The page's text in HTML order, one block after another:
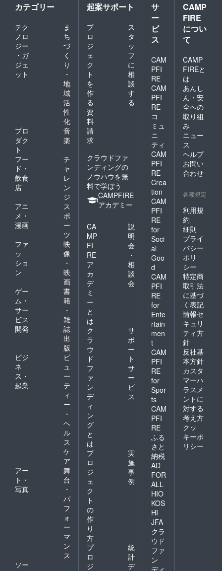
カテゴリー
テク
ノロ
ジー
・ガ
ジェ
ット
ま
ち
づ
く
り
・
地
域
活
性
化
プロ
ダク
ト
音
楽
フー
ド・
飲食
店
チ
ャ
レ
ン
ジ
アニ
メ・
漫画
ス
ポ
ー
ツ
ファ
ッ
ショ
ン
映
像
・
映
画
ゲー
ム・
サー
ビス
開発
書
籍
・
雑
誌
出
版
ビジ
ネ
ス・
起業
ビ
ュ
ー
テ
ィ
ー
・
ヘ
ル
ス
ケ
ア
アー
ト・
写真
舞
台
・
パ
フ
ォ
ー
マ
ン
ス
ソー
起案サポート
プ
ロ
ジ
ェ
ク
ト
を
作
る
ス
タ
ッ
フ
に
相
談
す
る
資
料
請
求
クラウドファ
ンディングの
ノウハウを無
料で学ぼう
CAMPFIRE
アカデミー
CA
MP
FI
RE
ア
カ
デ
ミ
ー
と
は
説
明
会
・
相
談
会
ク
ラ
ウ
ド
フ
ァ
ン
デ
ィ
ン
グ
と
は
サ
ポ
ー
ト
サ
ー
ビ
ス
プ
ロ
ジ
ェ
ク
ト
の
作
り
方
実
施
事
例
プ
ロ
ジ
統
計
デ
サ
ー
ビ
ス
CAM
PFI
RE
CAM
PFI
RE
コ
ミュ
ニ
ティ
CAM
PFI
RE
Crea
tion
CAM
PFI
RE
for
Soci
al
Goo
d
CAM
PFI
RE
for
Ente
rtain
men
t
CAM
PFI
RE
for
Spor
ts
CAM
PFI
RE
ふる
さと
納税
AD
FOR
ALL
HIO
KOS
HI
JFA
クラ
ウド
ファ
ン
ディ
CAMP
FIRE
につい
て
CAMP
FIREと
は
あんし
ん・安
全への
取り組
み
ニュー
ス
ヘルプ
お問い
合わせ
各種規定
利用規
約
細則
プライ
バシー
ポリ
シー
特定商
取引法
に基づ
く表記
情報セ
キュリ
ティ方
針
反社基
本方針
カスタ
マーハ
ラスメ
ントに
対する
考え方
クッ
キーポ
リシー